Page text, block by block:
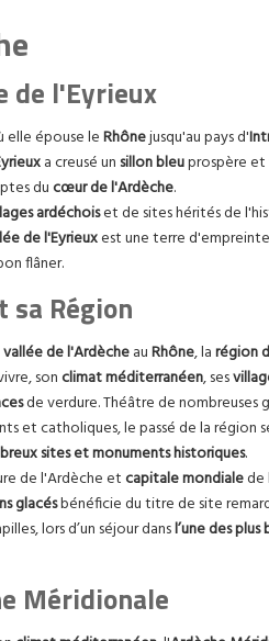
de l'Eyrieux
elle épouse leRhônejusqu'au pays d'
a creusé un sillon bleuprospère
ducœur de l'Ardèche.
ardéchoiset de sites hérités de
de l'Eyrieuxest une terre
flâner.
sa Région
vallée de l'ArdècheauRhône, larégion
sonclimatméditerranéen, ses
de verdure. Théâtre de nombreuses
et catholiques, le passé de la région
sites et monuments historiques.
de l'Ardèche etcapitale mondialede
glacésbénéficie du titre de site
lors d’un séjour dansl’une des
Méridionale